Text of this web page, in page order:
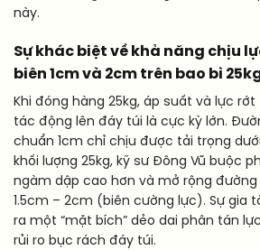
này.
Sự khác biệt về khả năng chịu
biên 1cm và 2cm trên bao bì
Khi đóng hàng 25kg, áp suất và lực
tác động lên đáy túi là cực kỳ lớn.
chuẩn 1cm chỉ chịu được tải trọng
khối lượng 25kg, kỹ sư Đông Vũ buộc
ngàm dập cao hơn và mở rộng đường
1.5cm – 2cm (biên cường lực). Sự gia
ra một “mặt bích” dẻo dai phân tán
rủi ro bục rách đáy túi.